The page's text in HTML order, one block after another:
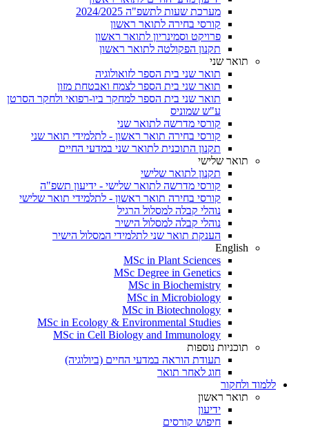
מערכת שעות לתשפ"ה 2024/2025
קורסי בחירה לתואר ראשון
פרויקט וסמינריון לתואר ראשון
תקנון הפקולטה לתואר ראשון
תואר שני
תואר שני בית הספר לזואולוגיה
תואר שני בית הספר לצמח ואבטחת מזון
תואר שני בית הספר למחקר ביו-רפואי ולחקר הסרטן
ע"ש שמוניס
קורסי מדרשה לתואר שני
קורסי בחירה תואר ראשון - לתלמידי תואר שני
תקנון התוכנית לתואר שני במדעי החיים
תואר שלישי
תקנון לתואר שלישי
קורסי מדרשה לתואר שלישי - ידיעון תשפ"ה
קורסי בחירה תואר ראשון - לתלמידי תואר שלישי
נוהלי קבלה למסלול הרגיל
נוהלי קבלה למסלול הישיר
הענקת תואר שני לתלמידי המסלול הישיר
English
MSc in Plant Sciences
MSc Degree in Genetics
MSc in Biochemistry
MSc in Microbiology
MSc in Biotechnology
MSc in Ecology & Environmental Studies
MSc in Cell Biology and Immunology
תוכניות נוספות
תעודת הוראה במדעי החיים (ביולוגיה)
חוג לאחר תואר
ללמוד ולחקור
תואר ראשון
ידיעון
חיפוש קורסים